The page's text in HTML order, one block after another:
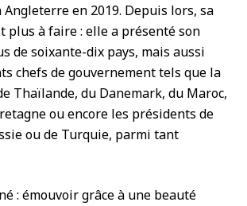
en 2019. Depuis lors, sa
plus à faire : elle a présenté son
de soixante-dix pays, mais aussi
chefs de gouvernement tels que la
Thaïlande, du Danemark, du Maroc,
ou encore les présidents de
ou de Turquie, parmi tant
: émouvoir grâce à une beauté